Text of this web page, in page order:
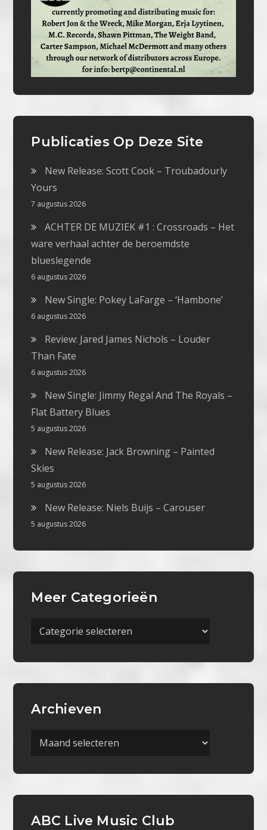
Publicaties Op Deze Site
New Release: Scott Cook – Troubadourly
Yours
7 augustus 2026
ACHTER DE MUZIEK #1 : Crossroads – Het
ware verhaal achter de beroemdste
blueslegende
6 augustus 2026
New Single: Pokey LaFarge – ‘Hambone’
6 augustus 2026
Review: Jared James Nichols – Louder
Than Fate
6 augustus 2026
New Single: Jimmy Regal And The Royals –
Flat Battery Blues
5 augustus 2026
New Release: Jack Browning – Painted
Skies
5 augustus 2026
New Release: Niels Buijs – Carouser
5 augustus 2026
Meer Categorieën
Meer
Archieven
Archieven
ABC Live Music Club